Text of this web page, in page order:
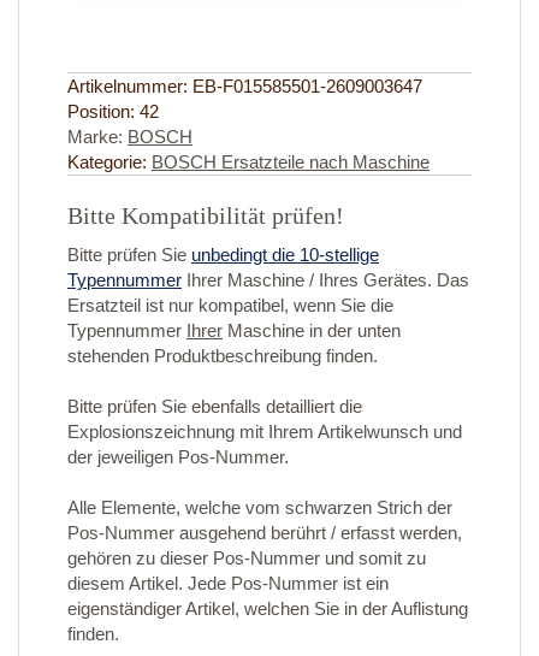
Artikelnummer: EB-F015585501-2609003647
Position: 42
Marke: BOSCH
Kategorie: BOSCH Ersatzteile nach Maschine
Bitte Kompatibilität prüfen!
Bitte prüfen Sie unbedingt die 10-stellige
Typennummer Ihrer Maschine / Ihres Gerätes. Das
Ersatzteil ist nur kompatibel, wenn Sie die
Typennummer Ihrer Maschine in der unten
stehenden Produktbeschreibung finden.
Bitte prüfen Sie ebenfalls detailliert die
Explosionszeichnung mit Ihrem Artikelwunsch und
der jeweiligen Pos-Nummer.
Alle Elemente, welche vom schwarzen Strich der
Pos-Nummer ausgehend berührt / erfasst werden,
gehören zu dieser Pos-Nummer und somit zu
diesem Artikel. Jede Pos-Nummer ist ein
eigenständiger Artikel, welchen Sie in der Auflistung
finden.